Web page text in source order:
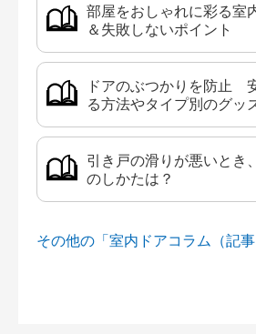
部屋をおしゃれに彩る室
＆失敗しないポイント
ドアのぶつかりを防止
る方法やタイプ別のグッ
引き戸の滑りが悪いとき
のしかたは？
その他の「室内ドアコラム（記